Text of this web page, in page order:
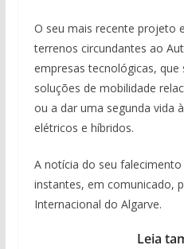
O seu mais recente projeto
terrenos circundantes ao
empresas tecnológicas,
soluções de mobilidade
ou a dar uma segunda vida
elétricos e híbridos.
A notícia do seu
instantes, em comunicado,
Internacional do Algarve.
Leia